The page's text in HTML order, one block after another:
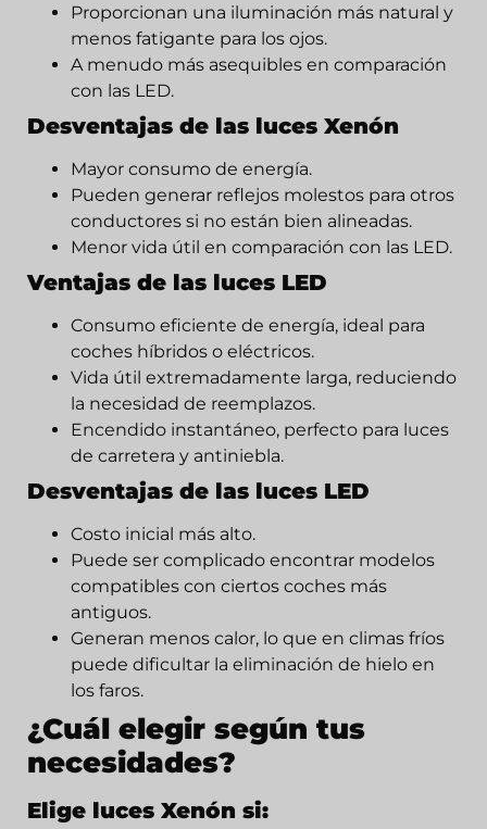
Proporcionan una iluminación más natural y
menos fatigante para los ojos.
A menudo más asequibles en comparación
con las LED.
Desventajas de las luces Xenón
Mayor consumo de energía.
Pueden generar reflejos molestos para otros
conductores si no están bien alineadas.
Menor vida útil en comparación con las LED.
Ventajas de las luces LED
Consumo eficiente de energía, ideal para
coches híbridos o eléctricos.
Vida útil extremadamente larga, reduciendo
la necesidad de reemplazos.
Encendido instantáneo, perfecto para luces
de carretera y antiniebla.
Desventajas de las luces LED
Costo inicial más alto.
Puede ser complicado encontrar modelos
compatibles con ciertos coches más
antiguos.
Generan menos calor, lo que en climas fríos
puede dificultar la eliminación de hielo en
los faros.
¿Cuál elegir según tus
necesidades?
Elige luces Xenón si: